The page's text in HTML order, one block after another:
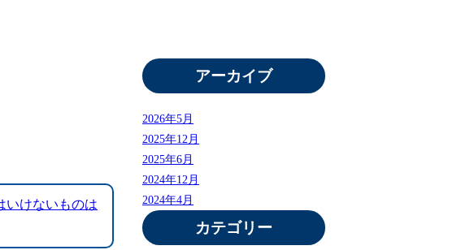
いけないものは
アーカイブ
2026年5月
2025年12月
2025年6月
2024年12月
2024年4月
カテゴリー